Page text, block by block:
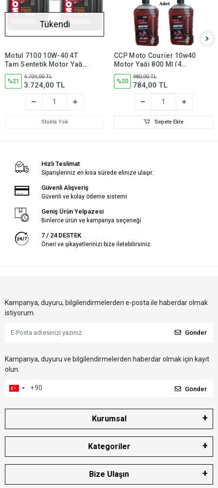
Tükendi
Motul 7100 10W-40 4T
Tam Sentetik Motor Yağı
4 Litre (2 Adet)
%21
4.704,00 TL
3.724,00 TL
Stokta Yok
CCP Moto Courier 10w40
Motor Yağı 800 Ml (4
Adet)
%20
980,00 TL
784,00 TL
Sepete Ekle
Hızlı Teslimat
Siparişleriniz en kısa sürede elinize ulaşır.
Güvenli Alışveriş
Güvenli ve kolay ödeme sistemi
Geniş Ürün Yelpazesi
Binlerce ürün ve kampanya seçeneği
7 / 24 DESTEK
Öneri ve şikayetlerinizi bize iletebilirsiniz.
Kampanya, duyuru, bilgilendirmelerden e-posta ile haberdar olmak
istiyorum.
Gönder
Kampanya, duyuru ve bilgilendirmelerden haberdar olmak için kayıt
olun.
Gönder
Kurumsal
Kategoriler
Bize Ulaşın